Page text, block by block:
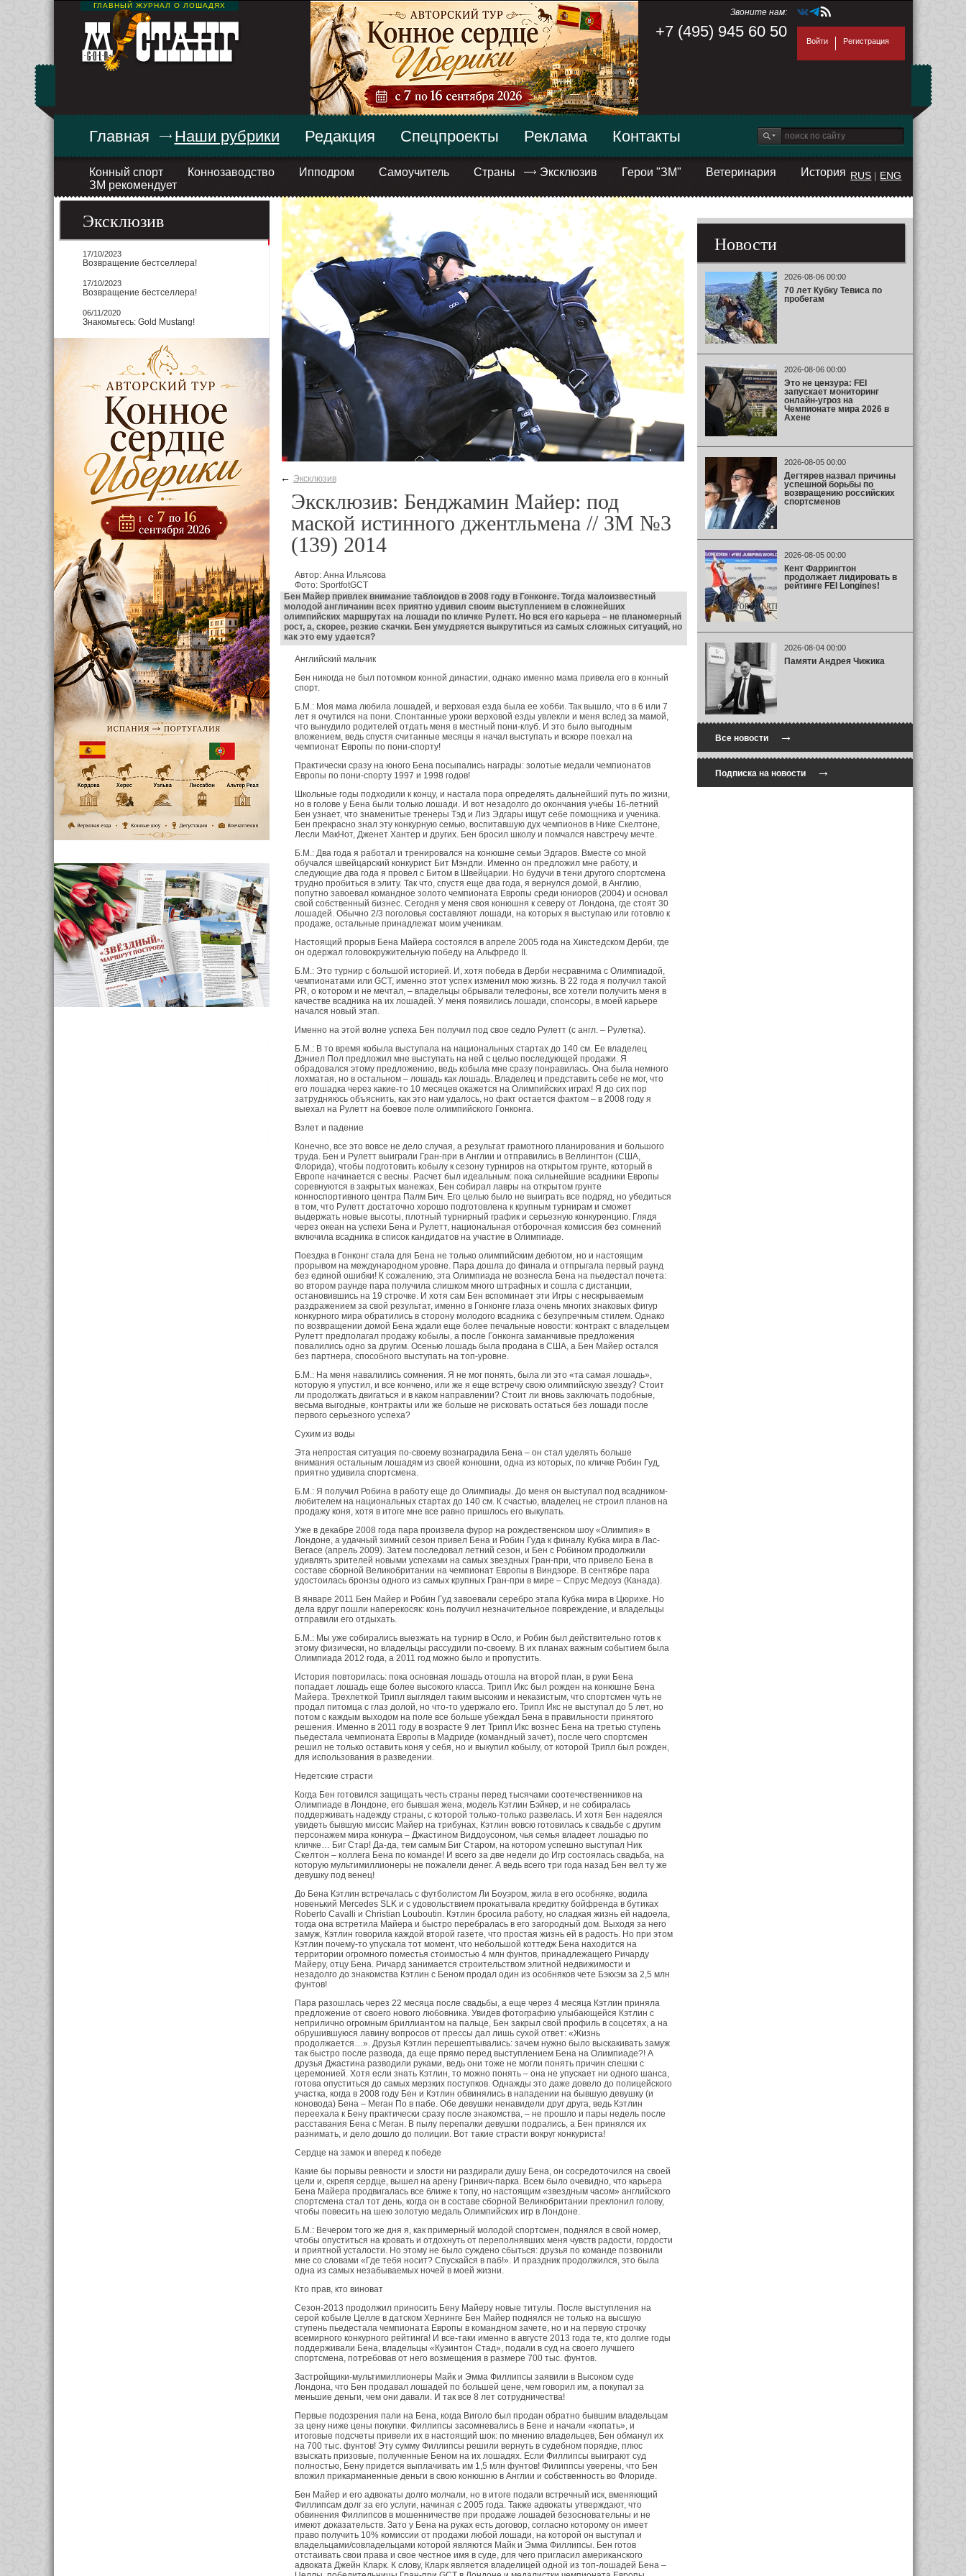
ГЛАВНЫЙ ЖУРНАЛ О ЛОШАДЯХ
Звоните нам:
+7 (495) 945 60 50
Войти Регистрация
Главная Наши рубрики
Конный спорт Коннозаводство Ипподром Самоучитель Страны Эксклюзив Герои "ЗМ" Ветеринария
История
ЗМ рекомендует
Редакция Спецпроекты Реклама Контакты
RUS | ENG
Эксклюзив
17/10/2023
Возвращение бестселлера!
17/10/2023
Возвращение бестселлера!
06/11/2020
Знакомьтесь: Gold Mustang!
← Эксклюзив
Эксклюзив: Бенджамин Майер: под
маской истинного джентльмена // ЗМ №3
(139) 2014
Автор: Анна Ильясова
Фото: SportfotGCT
Бен Майер привлек внимание таблоидов в 2008 году в Гонконге. Тогда малоизвестный
молодой англичанин всех приятно удивил своим выступлением в сложнейших
олимпийских маршрутах на лошади по кличке Рулетт. Но вся его карьера – не планомерный
рост, а, скорее, резкие скачки. Бен умудряется выкрутиться из самых сложных ситуаций, но
как это ему удается?
Английский мальчик
Бен никогда не был потомком конной династии, однако именно мама привела его в конный
спорт.
Б.М.: Моя мама любила лошадей, и верховая езда была ее хобби. Так вышло, что в 6 или 7
лет я очутился на пони. Спонтанные уроки верховой езды увлекли и меня вслед за мамой,
что вынудило родителей отдать меня в местный пони-клуб. И это было выгодным
вложением, ведь спустя считанные месяцы я начал выступать и вскоре поехал на
чемпионат Европы по пони-спорту!
Практически сразу на юного Бена посыпались награды: золотые медали чемпионатов
Европы по пони-спорту 1997 и 1998 годов!
Школьные годы подходили к концу, и настала пора определять дальнейший путь по жизни,
но в голове у Бена были только лошади. И вот незадолго до окончания учебы 16-летний
Бен узнает, что знаменитые тренеры Тэд и Лиз Эдгары ищут себе помощника и ученика.
Бен прекрасно знал эту конкурную семью, воспитавшую дух чемпионов в Нике Скелтоне,
Лесли МакНот, Дженет Хантер и других. Бен бросил школу и помчался навстречу мечте.
Б.М.: Два года я работал и тренировался на конюшне семьи Эдгаров. Вместе со мной
обучался швейцар­ский конкурист Бит Мэндли. Именно он предложил мне работу, и
следующие два года я провел с Битом в Швейцарии. Но будучи в тени другого спортсмена
трудно пробиться в элиту. Так что, спустя еще два года, я вернулся домой, в Англию,
попутно завоевал командное золото чемпионата Европы среди юниоров (2004) и основал
свой собственный бизнес. Сегодня у меня своя конюшня к северу от Лондона, где стоят 30
лошадей. Обычно 2/3 поголовья составляют лошади, на которых я выступаю или готовлю к
продаже, остальные принад­лежат моим ученикам.
Настоящий прорыв Бена Майера состоялся в апреле 2005 года на Хикстедском Дерби, где
он одержал головокружительную победу на Альфредо II.
Б.М.: Это турнир с большой историей. И, хотя победа в Дерби несравнима с Олимпиадой,
чемпионатами или GCT, именно этот успех изменил мою жизнь. В 22 года я получил такой
PR, о котором и не мечтал, – владельцы обрывали телефоны, все хотели получить меня в
качестве всадника на их лошадей. У меня появились лошади, спонсоры, в моей карьере
начался новый этап.
Именно на этой волне успеха Бен получил под свое седло Рулетт (с англ. – Рулетка).
Б.М.: В то время кобыла выступала на национальных стартах до 140 см. Ее владелец
Дэниел Пол предложил мне выступать на ней с целью последующей продажи. Я
обрадовался этому предложению, ведь кобыла мне сразу понравилась. Она была немного
лохматая, но в остальном – лошадь как лошадь. Владелец и представить себе не мог, что
его лошадка через какие-то 10 месяцев окажется на Олимпий­ских играх! Я до сих пор
затрудняюсь объяснить, как это нам удалось, но факт остается фактом – в 2008 году я
выехал на Рулетт на боевое поле олимпийского Гонконга.
Взлет и падение
Конечно, все это вовсе не дело случая, а результат грамотного планирования и большого
труда. Бен и Рулетт выиграли Гран-при в Англии и отправились в Веллингтон (США,
Флорида), чтобы подготовить кобылу к сезону турниров на открытом грунте, который в
Европе начинается с весны. Расчет был идеальным: пока сильнейшие всадники Европы
соревнуются в закрытых манежах, Бен собирал лавры на открытом грунте
конноспортивного центра Палм Бич. Его целью было не выиграть все подряд, но убедиться
в том, что Рулетт достаточно хорошо подготовлена к крупным турнирам и сможет
выдержать новые высоты, плотный турнирный график и серьезную конкуренцию. Глядя
через океан на успехи Бена и Рулетт, национальная отборочная комиссия без сомнений
включила всадника в список кандидатов на участие в Олимпиаде.
Поездка в Гонконг стала для Бена не только олимпийским дебютом, но и настоящим
прорывом на международном уровне. Пара дошла до финала и отпрыгала первый раунд
без единой ошибки! К сожалению, эта Олимпиада не вознесла Бена на пьедестал почета:
во втором раунде пара получила слишком много штрафных и сошла с дистанции,
остановившись на 19 строчке. И хотя сам Бен вспоминает эти Игры с нескрываемым
раздражением за свой результат, именно в Гонконге глаза очень многих знаковых фигур
конкурного мира обратились в сторону молодого всадника с безупречным стилем. Однако
по возвращении домой Бена ждали еще более печальные новости: контракт с владельцем
Рулетт предполагал продажу кобылы, а после Гонконга заманчивые предложения
повалились одно за другим. Осенью лошадь была продана в США, а Бен Майер остался
без партнера, способного выступать на топ-уровне.
Б.М.: На меня навалились сомнения. Я не мог понять, была ли это «та самая лошадь»,
которую я упустил, и все кончено, или же я еще встречу свою олимпийскую звезду? Стоит
ли продолжать двигаться и в каком направлении? Стоит ли вновь заключать подобные,
весьма выгодные, контракты или же больше не рисковать остаться без лошади после
первого серьезного успеха?
Сухим из воды
Эта непростая ситуация по-своему вознаградила Бена – он стал уделять больше
внимания остальным лошадям из своей конюшни, одна из которых, по кличке Робин Гуд,
приятно удивила спортсмена.
Б.М.: Я получил Робина в работу еще до Олимпиады. До меня он выступал под всадником-
любителем на национальных стартах до 140 см. К счастью, владелец не строил планов на
продажу коня, хотя в итоге мне все равно пришлось его выкупать.
Уже в декабре 2008 года пара произвела фурор на рождествен­ском шоу «Олимпия» в
Лондоне, а удачный зимний сезон привел Бена и Робин Гуда к финалу Кубка мира в Лас-
Вегасе (апрель 2009). Затем последовал летний сезон, и Бен с Робином продолжили
удивлять зрителей новыми успехами на самых звездных Гран-при, что привело Бена в
составе сборной Велико­британии на чемпионат Европы в Виндзоре. В сентябре пара
удостоилась бронзы одного из самых крупных Гран-при в мире – Спрус Медоуз (Канада).
В январе 2011 Бен Майер и Робин Гуд завоевали серебро этапа Кубка мира в Цюрихе. Но
дела вдруг пошли наперекосяк: конь получил незначительное повреждение, и владельцы
отправили его отдыхать.
Б.М.: Мы уже собирались выезжать на турнир в Осло, и Робин был действительно готов к
этому физически, но владельцы рассудили по-своему. В их планах важным событием была
Олимпиада 2012 года, а 2011 год можно было и пропустить.
История повторилась: пока основная лошадь отошла на второй план, в руки Бена
попадает лошадь еще более высокого класса. Трипл Икс был рожден на конюшне Бена
Майера. Трехлеткой Трипл выглядел таким высоким и неказистым, что спортсмен чуть не
продал питомца с глаз долой, но что-то удержало его. Трипл Икс не выступал до 5 лет, но
потом с каждым выходом на поле все больше убеждал Бена в правильности принятого
решения. Именно в 2011 году в возрасте 9 лет Трипл Икс вознес Бена на третью ступень
пьедестала чемпионата Европы в Мадриде (командный зачет), после чего спортсмен
решил не только оставить коня у себя, но и выкупил кобылу, от которой Трипл был рожден,
для использования в разведении.
Недетские страсти
Когда Бен готовился защищать честь страны перед тысячами соотечественников на
Олимпиаде в Лондоне, его бывшая жена, модель Кэтлин Бэйкер, и не собиралась
поддерживать надежду страны, с которой только-только развелась. И хотя Бен надеялся
увидеть бывшую миссис Майер на трибунах, Кэтлин вовсю готовилась к свадьбе с другим
персонажем мира конкура – Джастином Виддоусоном, чья семья владеет лошадью по
кличке… Биг Стар! Да-да, тем самым Биг Старом, на котором успешно выступал Ник
Скелтон – коллега Бена по команде! И всего за две недели до Игр состоялась свадьба, на
которую мультимиллионеры не пожалели денег. А ведь всего три года назад Бен вел ту же
девушку под венец!
До Бена Кэтлин встречалась с футболистом Ли Боуэром, жила в его особняке, водила
новенький Mercedes SLK и с удовольствием прокатывала кредитку бойфренда в бутиках
Roberto Cavalli и Christian Louboutin. Кэтлин бросила работу, но сладкая жизнь ей надоела,
тогда она встретила Майера и быстро перебралась в его загородный дом. Выходя за него
замуж, Кэтлин говорила каждой второй газете, что простая жизнь ей в радость. Но при этом
Кэтлин почему-то упускала тот момент, что небольшой коттедж Бена находится на
территории огромного поме­стья стоимостью 4 млн фунтов, принадлежащего Ричарду
Майеру, отцу Бена. Ричард занимается строительством элитной недвижимо­сти и
незадолго до знакомства Кэтлин с Беном продал один из особняков чете Бэкхэм за 2,5 млн
фунтов!
Пара разошлась через 22 месяца после свадьбы, а еще через 4 месяца Кэтлин приняла
предложение от своего нового любовника. Увидев фотографию улыбающейся Кэтлин с
неприлично огромным бриллиантом на пальце, Бен закрыл свой профиль в соцсетях, а на
обрушившуюся лавину вопросов от прессы дал лишь сухой ответ: «Жизнь
продолжается…». Друзья Кэтлин перешептывались: зачем нужно было выскакивать замуж
так быстро после развода, да еще прямо перед выступлением Бена на Олимпиаде?! А
друзья Джастина разводили руками, ведь они тоже не могли понять причин спешки с
церемонией. Хотя если знать Кэтлин, то можно понять – она не упускает ни одного шанса,
готова опуститься до самых мерзких поступков. Однажды это даже довело до полицейского
участ­ка, когда в 2008 году Бен и Кэтлин обвинялись в нападении на бывшую девушку (и
коновода) Бена – Меган По в пабе. Обе девушки ненавидели друг друга, ведь Кэтлин
переехала к Бену практически сразу после знакомства, – не прошло и пары недель после
расставания Бена с Меган. В пылу перепалки девушки подрались, а Бен принялся их
разнимать, и дело дошло до полиции. Вот такие страсти вокруг конкуриста!
Сердце на замок и вперед к победе
Какие бы порывы ревности и злости ни раздирали душу Бена, он сосредоточился на своей
цели и, скрепя сердце, вышел на арену Гринвич-парка. Всем было очевидно, что карьера
Бена Майера продвигалась все ближе к топу, но настоящим «звездным часом» английского
спортсмена стал тот день, когда он в составе сборной Великобритании преклонил голову,
чтобы повесить на шею золотую медаль Олимпийских игр в Лондоне.
Б.М.: Вечером того же дня я, как примерный молодой спортсмен, поднялся в свой номер,
чтобы опуститься на кровать и отдохнуть от переполнявших меня чувств радости, гордости
и приятной усталости. Но этому не было суждено сбыться: друзья по команде позвонили
мне со словами «Где тебя носит? Спускайся в паб!». И праздник продолжился, это была
одна из самых незабываемых ночей в моей жизни.
Кто прав, кто виноват
Сезон-2013 продолжил приносить Бену Майеру новые титулы. После выступления на
серой кобыле Целле в датском Хернинге Бен Майер поднялся не только на высшую
ступень пьедестала чемпионата Европы в команд­ном зачете, но и на первую строчку
всемирного конкурного рейтинга! И все-таки именно в августе 2013 года те, кто долгие годы
поддерживали Бена, владельцы «Куэинтон Стад», подали в суд на своего лучшего
спортсмена, по­требовав от него возмещения в размере 700 тыс. фунтов.
Застройщики-мультимиллионеры Майк и Эмма Филлипсы заявили в Высоком суде
Лондона, что Бен продавал лошадей по большей цене, чем говорил им, а покупал за
меньшие деньги, чем они давали. И так все 8 лет сотрудничества!
Первые подозрения пали на Бена, когда Виголо был продан обратно бывшим владельцам
за цену ниже цены покупки. Филлипсы засомневались в Бене и начали «копать», и
итоговые подсчеты привели их в настоящий шок: по мнению владельцев, Бен обманул их
на 700 тыс. фунтов! Эту сумму Филлипсы решили вернуть в судебном порядке, плюс
взыскать призовые, полученные Беном на их лошадях. Если Филлипсы выиграют суд
полностью, Бену придется выплачивать им 1,5 млн фунтов! Филиппсы уверены, что Бен
вложил прикарманенные деньги в свою конюшню в Англии и собственность во Флориде.
Бен Майер и его адвокаты долго молчали, но в итоге подали встречный иск, вменяющий
Филлипсам долг за его услуги, начиная с 2005 года. Также адвокаты утверждают, что
обвинения Филлипсов в мошенничестве при продаже лошадей безосновательны и не
имеют доказательств. Зато у Бена на руках есть договор, согласно которому он имеет
право получить 10% комиссии от продажи любой лошади, на которой он выступал и
владельцами/совладельцами которой являются Майк и Эмма Филлипсы. Бен готов
отстаивать свои права и свое честное имя в суде, для чего пригласил американского
адвоката Джейн Кларк. К слову, Кларк является владелицей одной из топ-лошадей Бена –
Новости
2026-08-06 00:00
70 лет Кубку Тевиса по
пробегам
2026-08-06 00:00
Это не цензура: FEI
запускает мониторинг
онлайн-угроз на
Чемпионате мира 2026 в
Ахене
2026-08-05 00:00
Дегтярев назвал причины
успешной борьбы по
возвращению российских
спортсменов
2026-08-05 00:00
Кент Фаррингтон
продолжает лидировать в
рейтинге FEI Longines!
2026-08-04 00:00
Памяти Андрея Чижика
Все новости→
Подписка на новости→